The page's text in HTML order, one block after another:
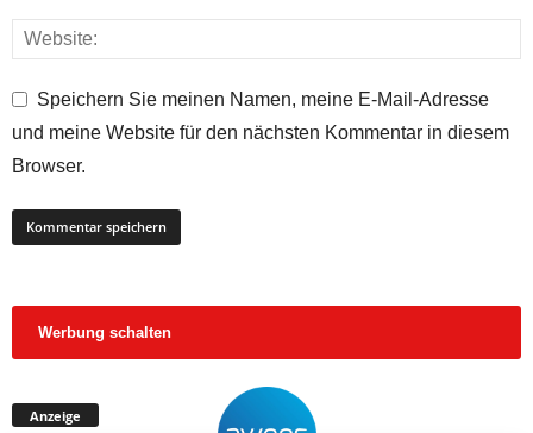
Speichern Sie meinen Namen, meine E-Mail-Adresse
und meine Website für den nächsten Kommentar in diesem
Browser.
Werbung schalten
Anzeige